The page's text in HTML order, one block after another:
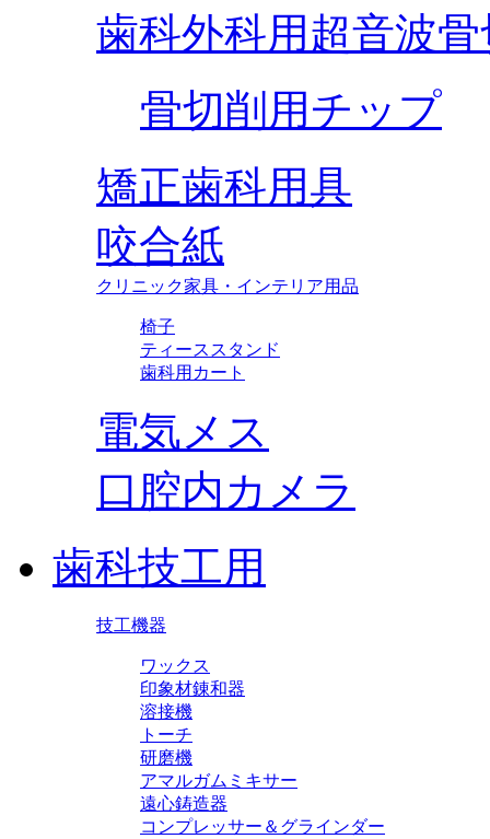
歯科外科用超音波
骨切削用チップ
矯正歯科用具
咬合紙
クリニック家具・インテリア用品
椅子
ティーススタンド
歯科用カート
電気メス
口腔内カメラ
歯科技工用
技工機器
ワックス
印象材錬和器
溶接機
トーチ
研磨機
アマルガムミキサー
遠心鋳造器
コンプレッサー＆グラインダー